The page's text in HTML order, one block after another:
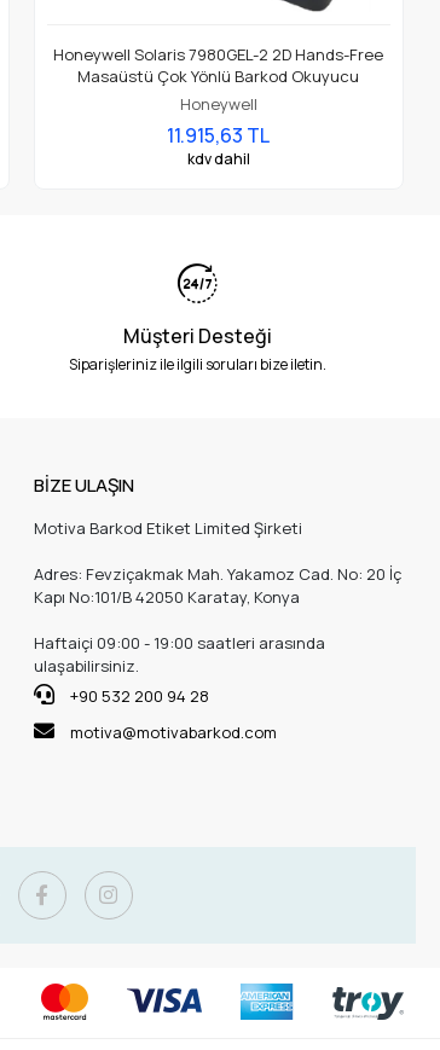
Honeywell Solaris 7980GEL-2 2D Hands-Free
Masaüstü Çok Yönlü Barkod Okuyucu
Honeywell
11.915,63 TL
kdv dahil
Müşteri Desteği
Siparişleriniz ile ilgili soruları bize iletin.
BİZE ULAŞIN
Motiva Barkod Etiket Limited Şirketi
Adres: Fevziçakmak Mah. Yakamoz Cad. No: 20 İç
Kapı No:101/B 42050 Karatay, Konya
Haftaiçi 09:00 - 19:00 saatleri arasında
ulaşabilirsiniz.
+90 532 200 94 28
motiva@motivabarkod.com